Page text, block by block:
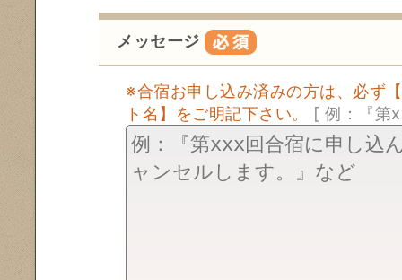
メッセージ
※合宿お申し込み済みの方は、必ず
ト名】をご明記下さい。 [ 例：『第